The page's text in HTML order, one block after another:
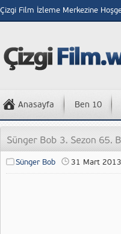
Çizgi Film İzleme Merkezine
Anasayfa Ben 10
Sünger Bob 31 Mart 2013